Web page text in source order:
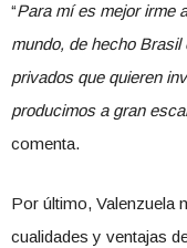
“Para mí es mejor irme
mundo, de hecho
privados que quieren
producimos a gran
comenta.
Por último, Valenzuela
cualidades y ventajas